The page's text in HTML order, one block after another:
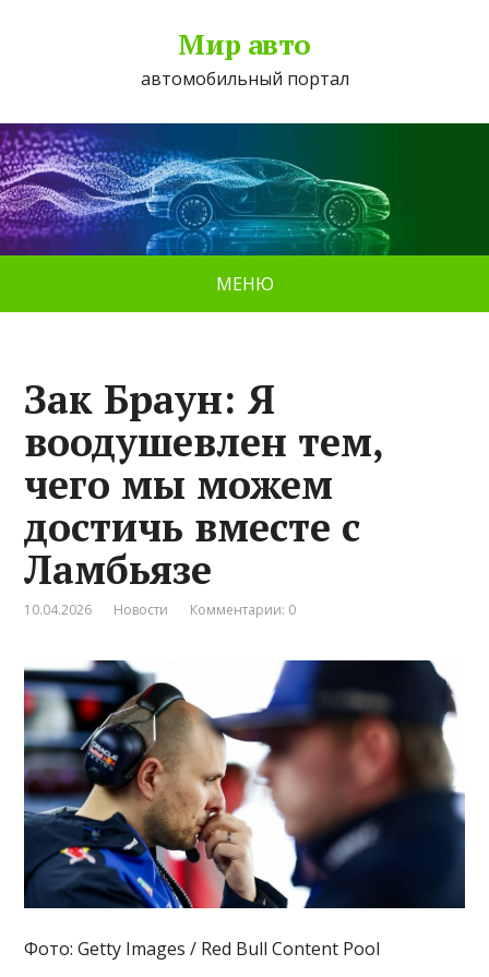
Мир авто
автомобильный портал
МЕНЮ
Зак Браун: Я
воодушевлен тем,
чего мы можем
достичь вместе с
Ламбьязе
10.04.2026 Новости Комментарии: 0
Фото: Getty Images / Red Bull Content Pool